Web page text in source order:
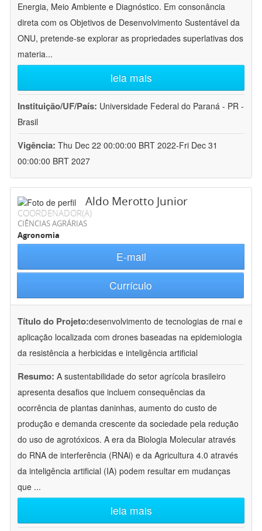
Energia, Meio Ambiente e Diagnóstico. Em consonância
direta com os Objetivos de Desenvolvimento Sustentável da
ONU, pretende-se explorar as propriedades superlativas dos
materia...
leia mais
Instituição/UF/País: Universidade Federal do Paraná - PR -
Brasil
Vigência: Thu Dec 22 00:00:00 BRT 2022-Fri Dec 31
00:00:00 BRT 2027
Aldo Merotto Junior
COORDENADOR(A)
CIÊNCIAS AGRÁRIAS
Agronomia
E-mail
Currículo
Título do Projeto:desenvolvimento de tecnologias de rnai e
aplicação localizada com drones baseadas na epidemiologia
da resistência a herbicidas e inteligência artificial
Resumo: A sustentabilidade do setor agrícola brasileiro
apresenta desafios que incluem consequências da
ocorrência de plantas daninhas, aumento do custo de
produção e demanda crescente da sociedade pela redução
do uso de agrotóxicos. A era da Biologia Molecular através
do RNA de interferência (RNAi) e da Agricultura 4.0 através
da inteligência artificial (IA) podem resultar em mudanças
que ...
leia mais